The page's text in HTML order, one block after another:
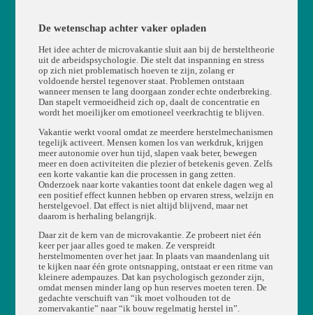
De wetenschap achter vaker opladen
Het idee achter de microvakantie sluit aan bij de hersteltheorie
uit de arbeidspsychologie. Die stelt dat inspanning en stress
op zich niet problematisch hoeven te zijn, zolang er
voldoende herstel tegenover staat. Problemen ontstaan
wanneer mensen te lang doorgaan zonder echte onderbreking.
Dan stapelt vermoeidheid zich op, daalt de concentratie en
wordt het moeilijker om emotioneel veerkrachtig te blijven.
Vakantie werkt vooral omdat ze meerdere herstelmechanismen
tegelijk activeert. Mensen komen los van werkdruk, krijgen
meer autonomie over hun tijd, slapen vaak beter, bewegen
meer en doen activiteiten die plezier of betekenis geven. Zelfs
een korte vakantie kan die processen in gang zetten.
Onderzoek naar korte vakanties toont dat enkele dagen weg al
een positief effect kunnen hebben op ervaren stress, welzijn en
herstelgevoel. Dat effect is niet altijd blijvend, maar net
daarom is herhaling belangrijk.
Daar zit de kern van de microvakantie. Ze probeert niet één
keer per jaar alles goed te maken. Ze verspreidt
herstelmomenten over het jaar. In plaats van maandenlang uit
te kijken naar één grote ontsnapping, ontstaat er een ritme van
kleinere adempauzes. Dat kan psychologisch gezonder zijn,
omdat mensen minder lang op hun reserves moeten teren. De
gedachte verschuift van “ik moet volhouden tot de
zomervakantie” naar “ik bouw regelmatig herstel in”.